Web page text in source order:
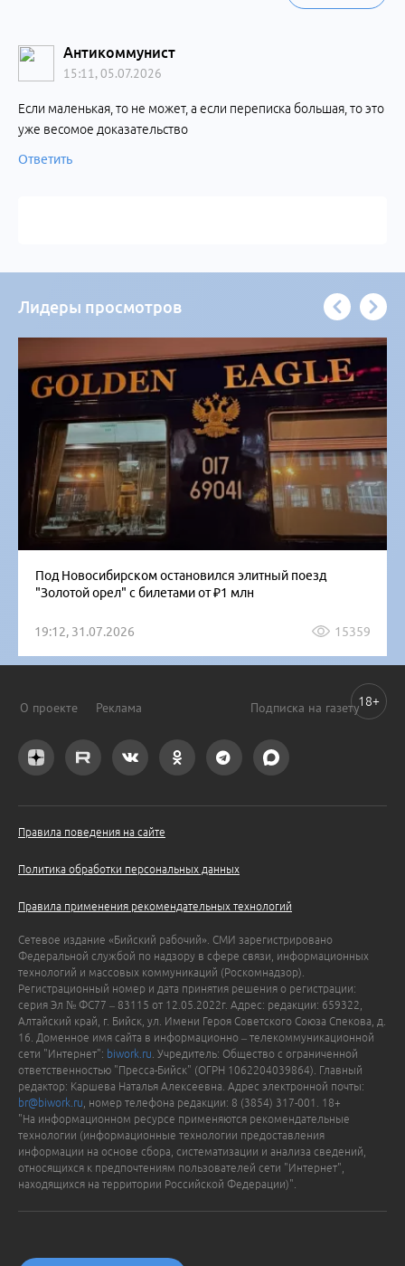
Антикоммунист
15:11, 05.07.2026
Если маленькая, то не может, а если переписка большая, то это
уже весомое доказательство
Ответить
Лидеры просмотров
Под Новосибирском остановился элитный поезд
"Золотой орел" с билетами от ₽1 млн
19:12, 31.07.2026 15359
О проекте Реклама Подписка на газету
Правила поведения на сайте
Политика обработки персональных данных
Правила применения рекомендательных технологий
Сетевое издание «Бийский рабочий». СМИ зарегистрировано
Федеральной службой по надзору в сфере связи, информационных
технологий и массовых коммуникаций (Роскомнадзор).
Регистрационный номер и дата принятия решения о регистрации:
серия Эл № ФС77 – 83115 от 12.05.2022г. Адрес: редакции: 659322,
Алтайский край, г. Бийск, ул. Имени Героя Советского Союза Спекова, д.
16. Доменное имя сайта в информационно – телекоммуникационной
сети "Интернет": biwork.ru . Учредитель: Общество с ограниченной
ответственностью "Пресса-Бийск" (ОГРН 1062204039864). Главный
редактор: Каршева Наталья Алексеевна. Адрес электронной почты:
br@biwork.ru , номер телефона редакции: 8 (3854) 317-001. 18+
"На информационном ресурсе применяются рекомендательные
технологии (информационные технологии предоставления
информации на основе сбора, систематизации и анализа сведений,
относящихся к предпочтениям пользователей сети "Интернет",
находящихся на территории Российской Федерации)".
18+